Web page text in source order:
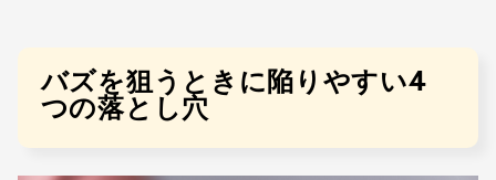
バズを狙うときに陥りやすい4
つの落とし穴